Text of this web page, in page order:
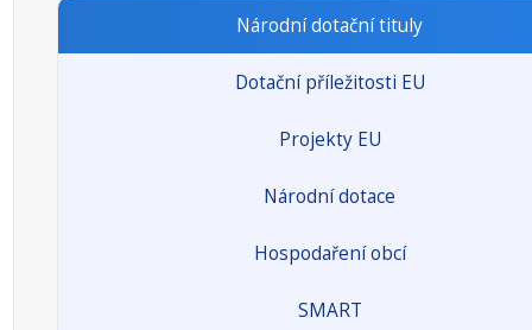
Národní dotační tituly
Dotační příležitosti EU
Projekty EU
Národní dotace
Hospodaření obcí
SMART